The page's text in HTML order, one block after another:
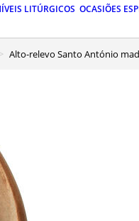
LITÚRGICOS OCASIÕES
Alto-relevo Santo António